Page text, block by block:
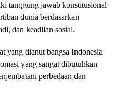
tanggung jawab konstitusional
dunia berdasarkan
dan keadilan sosial.
yang dianut bangsa Indonesia
yang sangat dibutuhkan
perbedaan dan